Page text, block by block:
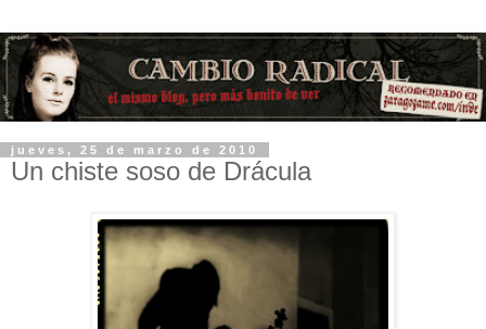
jueves, 25 de marzo de 2010
Un chiste soso de Drácula